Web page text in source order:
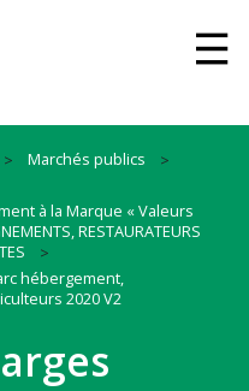
Marchés publics
à la Marque « Valeurs
RESTAURATEURS
hébergement,
2020 V2